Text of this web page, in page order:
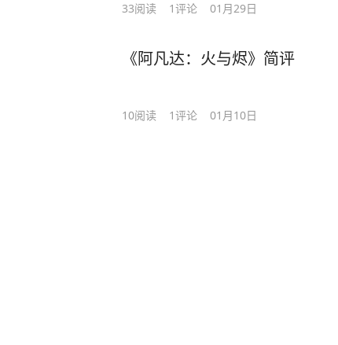
33阅读 1评论 01月29日
《阿凡达：火与烬》简评
10阅读 1评论 01月10日